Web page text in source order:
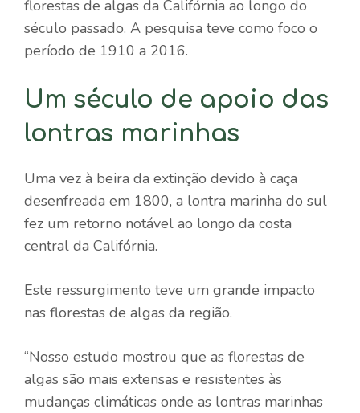
florestas de algas da Califórnia ao longo do
século passado. A pesquisa teve como foco o
período de 1910 a 2016.
Um século de apoio das
lontras marinhas
Uma vez à beira da extinção devido à caça
desenfreada em 1800, a lontra marinha do sul
fez um retorno notável ao longo da costa
central da Califórnia.
Este ressurgimento teve um grande impacto
nas florestas de algas da região.
“Nosso estudo mostrou que as florestas de
algas são mais extensas e resistentes às
mudanças climáticas onde as lontras marinhas